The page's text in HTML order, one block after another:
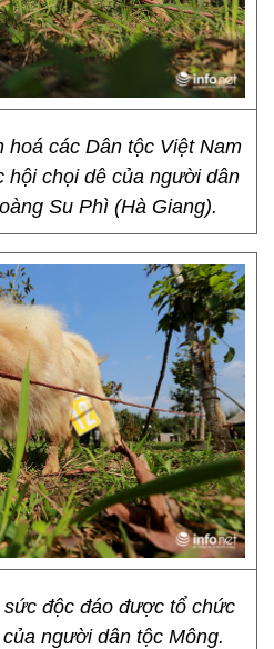
hoá các Dân tộc Việt Nam
hội chọi dê của người dân
Su Phì (Hà Giang).
độc đáo được tổ chức
người dân tộc Mông.